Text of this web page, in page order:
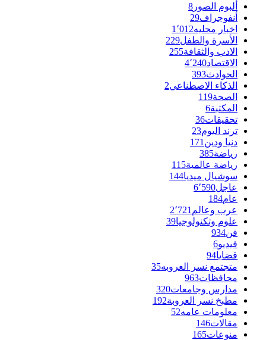
ألبوم الصور 8
أنفوجراف29
اخبار محليه1٬012
الأسرة والطفل229
الادب والثقافة255
الاقتصاد4٬240
الحوادث393
الذكاء الاصطناعي2
الصحة119
المكتبة6
تحقيقات36
ترند اليوم23
دنيا ودين 171
رياضة385
رياضة عالمية115
سوشيال ميديا144
عاجل6٬590
عام184
عرب وعالم 2٬721
علوم وتكنولوجيا39
فن934
فيديو6
قضايا94
متجتمع نسر العروبه35
محافظات963
مدارس وجامعات320
مطبخ نسر العروبة192
معلومات عامه52
مقالات146
منوعات165